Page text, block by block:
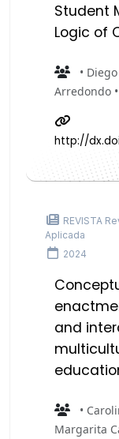
Student
Logic of
•
Arredondo
http://
REVISTA
Aplicada
2024
and
•
Margarita